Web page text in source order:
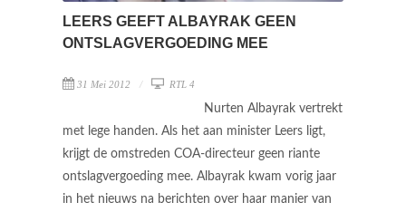
LEERS GEEFT ALBAYRAK GEEN
ONTSLAGVERGOEDING MEE
31 Mei 2012 RTL 4
Nurten Albayrak vertrekt
met lege handen. Als het aan minister Leers ligt,
krijgt de omstreden COA-directeur geen riante
ontslagvergoeding mee. Albayrak kwam vorig jaar
in het nieuws na berichten over haar manier van